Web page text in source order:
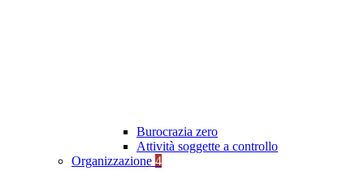
Burocrazia zero
Attività soggette a controllo
Organizzazione 4